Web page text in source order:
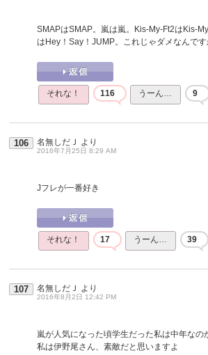
SMAPはSMAP。嵐は嵐。Kis-My-Ft2はKis-
はHey！Say！JUMP。これじゃダメなんです
それな！ 116 うーん… 9
106 名無しだＪ より
2016年7月25日 8:29 AM
Jフレが一番好き
それな！ 17 うーん… 39
107 名無しだＪ より
2016年8月2日 12:42 PM
嵐が人気になった頃学生だった私は中年な
私は伊野尾さん、素敵だと思いますよ